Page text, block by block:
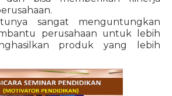
sangat menguntungkan
perusahaan untuk lebih
produk yang lebih